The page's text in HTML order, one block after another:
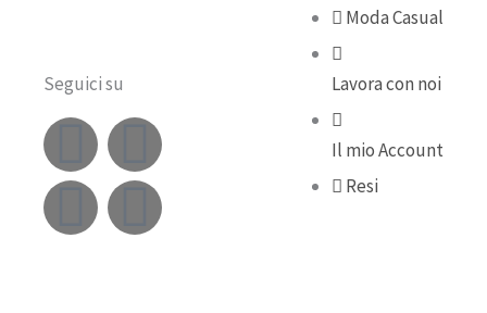
Seguici su
F
a
c
I
n
s
Y
o
u
T
i
k
Moda Casual
Lavora con noi
Il mio Account
Resi